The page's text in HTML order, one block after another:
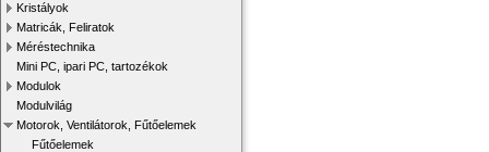
Kristályok
Matricák, Feliratok
Méréstechnika
Mini PC, ipari PC, tartozékok
Modulok
Modulvilág
Motorok, Ventilátorok, Fűtőelemek
Fűtőelemek